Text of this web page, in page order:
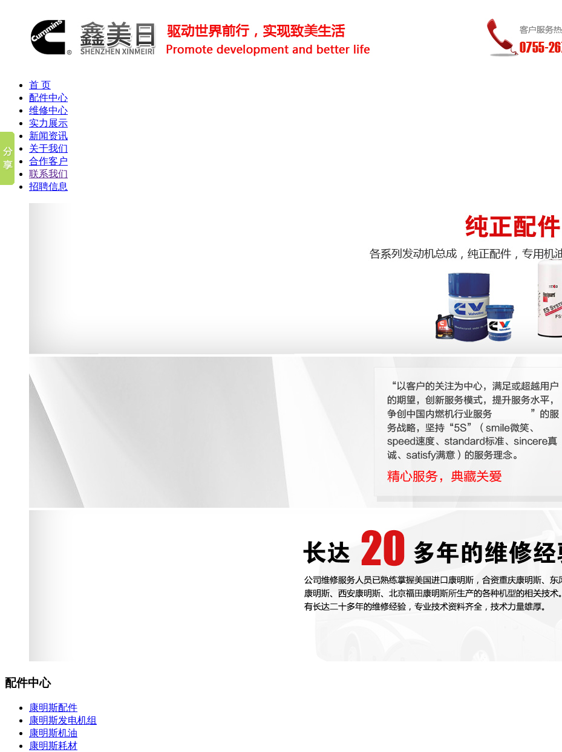
首 页
配件中心
维修中心
实力展示
新闻资讯
关于我们
合作客户
联系我们
招聘信息
配件中心
康明斯配件
康明斯发电机组
康明斯机油
康明斯耗材